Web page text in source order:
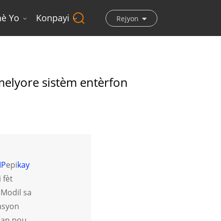
Yo Konpayi Rejyon
sistèm entèrfon
epikay
fèt
sa